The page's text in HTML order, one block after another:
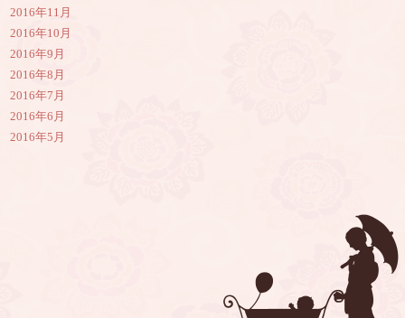
2016年11月
2016年10月
2016年9月
2016年8月
2016年7月
2016年6月
2016年5月